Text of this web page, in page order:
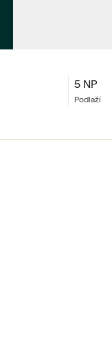
5 NP
podlaží